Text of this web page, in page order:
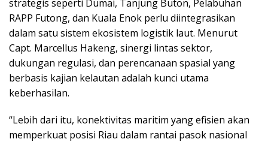
strategis seperti Dumai, Tanjung Buton, Pelabuhan
RAPP Futong, dan Kuala Enok perlu diintegrasikan
dalam satu sistem ekosistem logistik laut. Menurut
Capt. Marcellus Hakeng, sinergi lintas sektor,
dukungan regulasi, dan perencanaan spasial yang
berbasis kajian kelautan adalah kunci utama
keberhasilan.
“Lebih dari itu, konektivitas maritim yang efisien akan
memperkuat posisi Riau dalam rantai pasok nasional